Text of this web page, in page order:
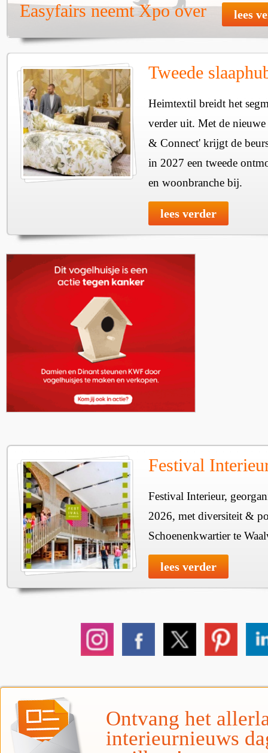
Easyfairs neemt Xpo over lees
Tweede
Heimtextil breidt het
verder uit. Met de
& Connect' krijgt de
in 2027 een tweede
en woonbranche bij.
lees verder
Festival
Festival Interieur,
2026, met diversiteit &
Schoenenkwartier te
lees verder
Ontvang het
interieurnieuws